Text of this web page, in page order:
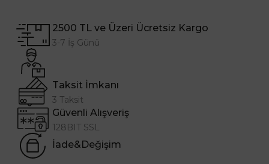
2500 TL ve Üzeri Ücretsiz Kargo
3-7 İş Günü
Taksit İmkanı
3 Taksit
Güvenli Alışveriş
128BIT SSL
İade&Değişim